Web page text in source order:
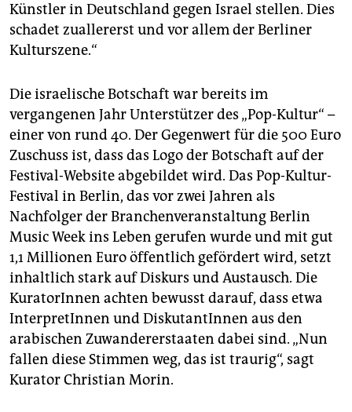
Künstler in Deutschland gegen Israel stellen. Dies
schadet zuallererst und vor allem der Berliner
Kulturszene.“
Die israelische Botschaft war bereits im
vergangenen Jahr Unterstützer des „Pop-Kultur“ –
einer von rund 40. Der Gegenwert für die 500 Euro
Zuschuss ist, dass das Logo der Botschaft auf der
Festival-Website abgebildet wird. Das Pop-Kultur-
Festival in Berlin, das vor zwei Jahren als
Nachfolger der Branchenveranstaltung Berlin
Music Week ins Leben gerufen wurde und mit gut
1,1 Millionen Euro öffentlich gefördert wird, setzt
inhaltlich stark auf Diskurs und Austausch. Die
KuratorInnen achten bewusst darauf, dass etwa
InterpretInnen und DiskutantInnen aus den
arabischen Zuwande­rer­staaten dabei sind. „Nun
fallen diese Stimmen weg, das ist traurig“, sagt
Kurator Christian Morin.